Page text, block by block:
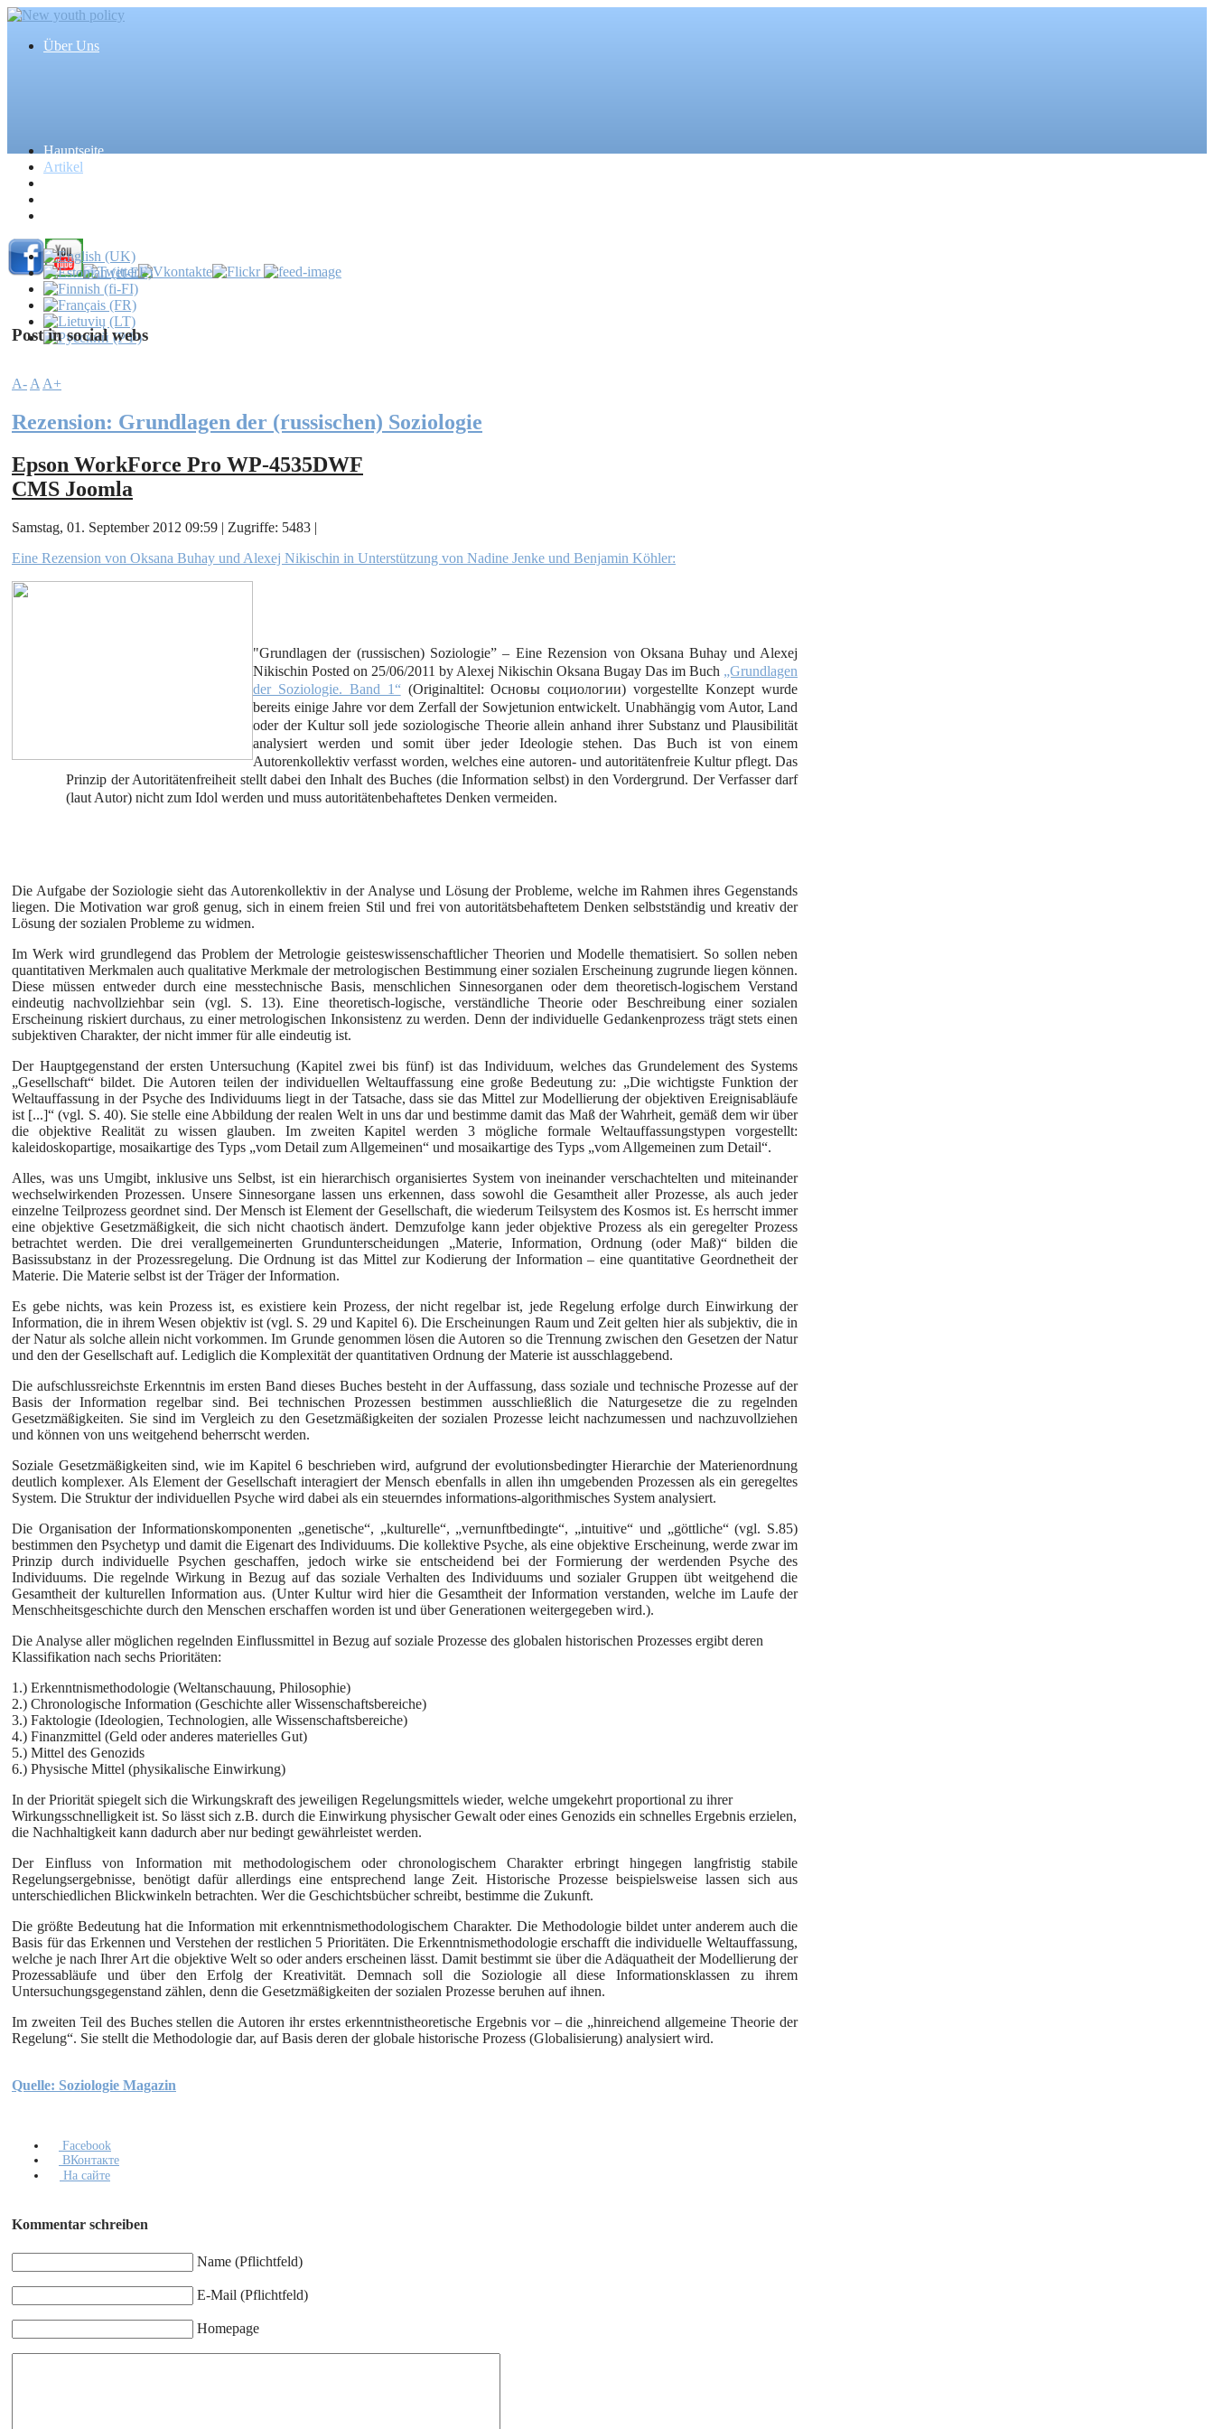
Über Uns
Hauptseite
Artikel
Post in social webs
A-AA+
Rezension: Grundlagen der (russischen) Soziologie
Epson WorkForce Pro WP-4535DWF
CMS Joomla
Samstag, 01. September 2012 09:59 | Zugriffe: 5483 |
Eine Rezension von Oksana Buhay und Alexej Nikischin in Unterstützung von Nadine Jenke und Benjamin Köhler:
"Grundlagen der (russischen) Soziologie” – Eine Rezension von Oksana Buhay und Alexej
Nikischin Posted on 25/06/2011 by Alexej Nikischin Oksana Bugay Das im Buch „Grundlagen
der Soziologie. Band 1“(Originaltitel: Основы социологии) vorgestellte Konzept wurde
bereits einige Jahre vor dem Zerfall der Sowjetunion entwickelt. Unabhängig vom Autor, Land
oder der Kultur soll jede soziologische Theorie allein anhand ihrer Substanz und Plausibilität
analysiert werden und somit über jeder Ideologie stehen. Das Buch ist von einem
Autorenkollektiv verfasst worden, welches eine autoren- und autoritätenfreie Kultur pflegt. Das
Prinzip der Autoritätenfreiheit stellt dabei den Inhalt des Buches (die Information selbst) in den Vordergrund. Der Verfasser darf
(laut Autor) nicht zum Idol werden und muss autoritätenbehaftetes Denken vermeiden.
Die Aufgabe der Soziologie sieht das Autorenkollektiv in der Analyse und Lösung der Probleme, welche im Rahmen ihres Gegenstands
liegen. Die Motivation war groß genug, sich in einem freien Stil und frei von autoritätsbehaftetem Denken selbstständig und kreativ der
Lösung der sozialen Probleme zu widmen.
Im Werk wird grundlegend das Problem der Metrologie geisteswissenschaftlicher Theorien und Modelle thematisiert. So sollen neben
quantitativen Merkmalen auch qualitative Merkmale der metrologischen Bestimmung einer sozialen Erscheinung zugrunde liegen können.
Diese müssen entweder durch eine messtechnische Basis, menschlichen Sinnesorganen oder dem theoretisch-logischem Verstand
eindeutig nachvollziehbar sein (vgl. S. 13). Eine theoretisch-logische, verständliche Theorie oder Beschreibung einer sozialen
Erscheinung riskiert durchaus, zu einer metrologischen Inkonsistenz zu werden. Denn der individuelle Gedankenprozess trägt stets einen
subjektiven Charakter, der nicht immer für alle eindeutig ist.
Der Hauptgegenstand der ersten Untersuchung (Kapitel zwei bis fünf) ist das Individuum, welches das Grundelement des Systems
„Gesellschaft“ bildet. Die Autoren teilen der individuellen Weltauffassung eine große Bedeutung zu: „Die wichtigste Funktion der
Weltauffassung in der Psyche des Individuums liegt in der Tatsache, dass sie das Mittel zur Modellierung der objektiven Ereignisabläufe
ist [...]“ (vgl. S. 40). Sie stelle eine Abbildung der realen Welt in uns dar und bestimme damit das Maß der Wahrheit, gemäß dem wir über
die objektive Realität zu wissen glauben. Im zweiten Kapitel werden 3 mögliche formale Weltauffassungstypen vorgestellt:
kaleidoskopartige, mosaikartige des Typs „vom Detail zum Allgemeinen“ und mosaikartige des Typs „vom Allgemeinen zum Detail“.
Alles, was uns Umgibt, inklusive uns Selbst, ist ein hierarchisch organisiertes System von ineinander verschachtelten und miteinander
wechselwirkenden Prozessen. Unsere Sinnesorgane lassen uns erkennen, dass sowohl die Gesamtheit aller Prozesse, als auch jeder
einzelne Teilprozess geordnet sind. Der Mensch ist Element der Gesellschaft, die wiederum Teilsystem des Kosmos ist. Es herrscht immer
eine objektive Gesetzmäßigkeit, die sich nicht chaotisch ändert. Demzufolge kann jeder objektive Prozess als ein geregelter Prozess
betrachtet werden. Die drei verallgemeinerten Grundunterscheidungen „Materie, Information, Ordnung (oder Maß)“ bilden die
Basissubstanz in der Prozessregelung. Die Ordnung ist das Mittel zur Kodierung der Information – eine quantitative Geordnetheit der
Materie. Die Materie selbst ist der Träger der Information.
Es gebe nichts, was kein Prozess ist, es existiere kein Prozess, der nicht regelbar ist, jede Regelung erfolge durch Einwirkung der
Information, die in ihrem Wesen objektiv ist (vgl. S. 29 und Kapitel 6). Die Erscheinungen Raum und Zeit gelten hier als subjektiv, die in
der Natur als solche allein nicht vorkommen. Im Grunde genommen lösen die Autoren so die Trennung zwischen den Gesetzen der Natur
und den der Gesellschaft auf. Lediglich die Komplexität der quantitativen Ordnung der Materie ist ausschlaggebend.
Die aufschlussreichste Erkenntnis im ersten Band dieses Buches besteht in der Auffassung, dass soziale und technische Prozesse auf der
Basis der Information regelbar sind. Bei technischen Prozessen bestimmen ausschließlich die Naturgesetze die zu regelnden
Gesetzmäßigkeiten. Sie sind im Vergleich zu den Gesetzmäßigkeiten der sozialen Prozesse leicht nachzumessen und nachzuvollziehen
und können von uns weitgehend beherrscht werden.
Soziale Gesetzmäßigkeiten sind, wie im Kapitel 6 beschrieben wird, aufgrund der evolutionsbedingter Hierarchie der Materienordnung
deutlich komplexer. Als Element der Gesellschaft interagiert der Mensch ebenfalls in allen ihn umgebenden Prozessen als ein geregeltes
System. Die Struktur der individuellen Psyche wird dabei als ein steuerndes informations-algorithmisches System analysiert.
Die Organisation der Informationskomponenten „genetische“, „kulturelle“, „vernunftbedingte“, „intuitive“ und „göttliche“ (vgl. S.85)
bestimmen den Psychetyp und damit die Eigenart des Individuums. Die kollektive Psyche, als eine objektive Erscheinung, werde zwar im
Prinzip durch individuelle Psychen geschaffen, jedoch wirke sie entscheidend bei der Formierung der werdenden Psyche des
Individuums. Die regelnde Wirkung in Bezug auf das soziale Verhalten des Individuums und sozialer Gruppen übt weitgehend die
Gesamtheit der kulturellen Information aus. (Unter Kultur wird hier die Gesamtheit der Information verstanden, welche im Laufe der
Menschheitsgeschichte durch den Menschen erschaffen worden ist und über Generationen weitergegeben wird.).
Die Analyse aller möglichen regelnden Einflussmittel in Bezug auf soziale Prozesse des globalen historischen Prozesses ergibt deren
Klassifikation nach sechs Prioritäten:
1.) Erkenntnismethodologie (Weltanschauung, Philosophie)
2.) Chronologische Information (Geschichte aller Wissenschaftsbereiche)
3.) Faktologie (Ideologien, Technologien, alle Wissenschaftsbereiche)
4.) Finanzmittel (Geld oder anderes materielles Gut)
5.) Mittel des Genozids
6.) Physische Mittel (physikalische Einwirkung)
In der Priorität spiegelt sich die Wirkungskraft des jeweiligen Regelungsmittels wieder, welche umgekehrt proportional zu ihrer
Wirkungsschnelligkeit ist. So lässt sich z.B. durch die Einwirkung physischer Gewalt oder eines Genozids ein schnelles Ergebnis erzielen,
die Nachhaltigkeit kann dadurch aber nur bedingt gewährleistet werden.
Der Einfluss von Information mit methodologischem oder chronologischem Charakter erbringt hingegen langfristig stabile
Regelungsergebnisse, benötigt dafür allerdings eine entsprechend lange Zeit. Historische Prozesse beispielsweise lassen sich aus
unterschiedlichen Blickwinkeln betrachten. Wer die Geschichtsbücher schreibt, bestimme die Zukunft.
Die größte Bedeutung hat die Information mit erkenntnismethodologischem Charakter. Die Methodologie bildet unter anderem auch die
Basis für das Erkennen und Verstehen der restlichen 5 Prioritäten. Die Erkenntnismethodologie erschafft die individuelle Weltauffassung,
welche je nach Ihrer Art die objektive Welt so oder anders erscheinen lässt. Damit bestimmt sie über die Adäquatheit der Modellierung der
Prozessabläufe und über den Erfolg der Kreativität. Demnach soll die Soziologie all diese Informationsklassen zu ihrem
Untersuchungsgegenstand zählen, denn die Gesetzmäßigkeiten der sozialen Prozesse beruhen auf ihnen.
Im zweiten Teil des Buches stellen die Autoren ihr erstes erkenntnistheoretische Ergebnis vor – die „hinreichend allgemeine Theorie der
Regelung“. Sie stellt die Methodologie dar, auf Basis deren der globale historische Prozess (Globalisierung) analysiert wird.
Quelle: Soziologie Magazin
Facebook
ВКонтакте
На сайте
Kommentar schreiben
Name (Pflichtfeld)
E-Mail (Pflichtfeld)
Homepage